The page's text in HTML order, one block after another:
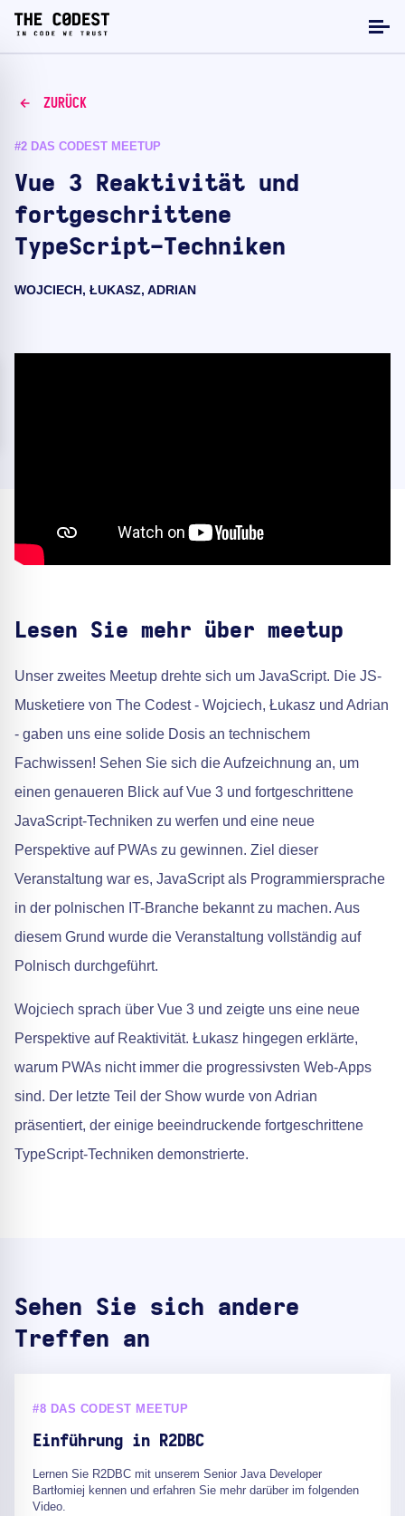
ZURÜCK
#2 DAS CODEST MEETUP
Vue 3 Reaktivität und
fortgeschrittene
TypeScript-Techniken
WOJCIECH, ŁUKASZ, ADRIAN
Lesen Sie mehr über meetup
Unser zweites Meetup drehte sich um JavaScript. Die JS-
Musketiere von The Codest - Wojciech, Łukasz und Adrian
- gaben uns eine solide Dosis an technischem
Fachwissen! Sehen Sie sich die Aufzeichnung an, um
einen genaueren Blick auf Vue 3 und fortgeschrittene
JavaScript-Techniken zu werfen und eine neue
Perspektive auf PWAs zu gewinnen. Ziel dieser
Veranstaltung war es, JavaScript als Programmiersprache
in der polnischen IT-Branche bekannt zu machen. Aus
diesem Grund wurde die Veranstaltung vollständig auf
Polnisch durchgeführt.
Wojciech sprach über Vue 3 und zeigte uns eine neue
Perspektive auf Reaktivität. Łukasz hingegen erklärte,
warum PWAs nicht immer die progressivsten Web-Apps
sind. Der letzte Teil der Show wurde von Adrian
präsentiert, der einige beeindruckende fortgeschrittene
TypeScript-Techniken demonstrierte.
Sehen Sie sich andere
Treffen an
#8 DAS CODEST MEETUP
Einführung in R2DBC
Lernen Sie R2DBC mit unserem Senior Java Developer
Bartłomiej kennen und erfahren Sie mehr darüber im folgenden
Video.